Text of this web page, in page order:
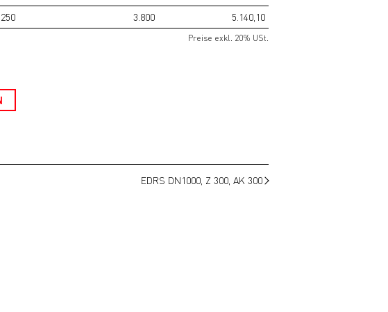
3.800 5.140,10
Preise exkl. 20% USt.
EDRS DN1000, Z 300, AK 300